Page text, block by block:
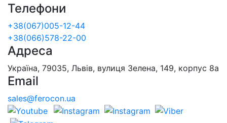
Телефони
+38(067)005-12-44
+38(066)578-22-00
Адреса
Україна, 79035, Львів, вулиця Зелена, 149, корпус 8а
Email
sales@ferocon.ua